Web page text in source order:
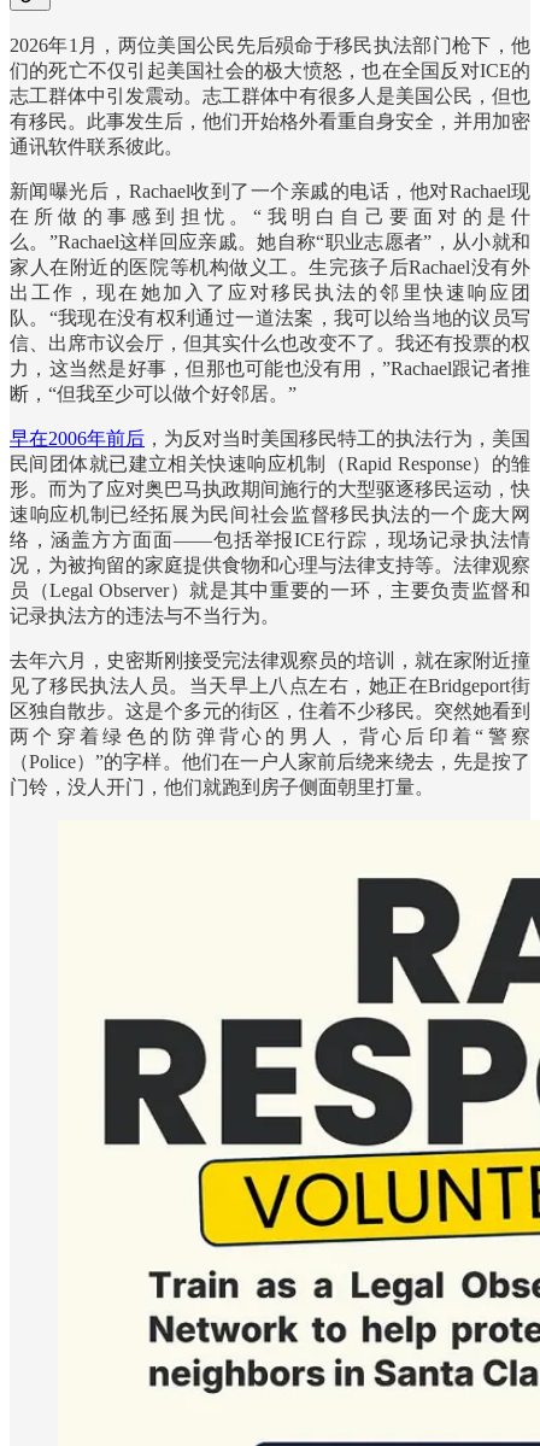
2026年1月，两位美国公民先后殒命于移民执法部门枪下，他
们的死亡不仅引起美国社会的极大愤怒，也在全国反对ICE的
志工群体中引发震动。志工群体中有很多人是美国公民，但也
有移民。此事发生后，他们开始格外看重自身安全，并用加密
通讯软件联系彼此。
新闻曝光后，Rachael收到了一个亲戚的电话，他对Rachael现
在所做的事感到担忧。“我明白自己要面对的是什
么。”Rachael这样回应亲戚。她自称“职业志愿者”，从小就和
家人在附近的医院等机构做义工。生完孩子后Rachael没有外
出工作，现在她加入了应对移民执法的邻里快速响应团
队。“我现在没有权利通过一道法案，我可以给当地的议员写
信、出席市议会厅，但其实什么也改变不了。我还有投票的权
力，这当然是好事，但那也可能也没有用，”Rachael跟记者推
断，“但我至少可以做个好邻居。”
早在2006年前后 ，为反对当时美国移民特工的执法行为，美国
民间团体就已建立相关快速响应机制（Rapid Response）的雏
形。而为了应对奥巴马执政期间施行的大型驱逐移民运动，快
速响应机制已经拓展为民间社会监督移民执法的一个庞大网
络，涵盖方方面面——包括举报ICE行踪，现场记录执法情
况，为被拘留的家庭提供食物和心理与法律支持等。法律观察
员（Legal Observer）就是其中重要的一环，主要负责监督和
记录执法方的违法与不当行为。
去年六月，史密斯刚接受完法律观察员的培训，就在家附近撞
见了移民执法人员。当天早上八点左右，她正在Bridgeport街
区独自散步。这是个多元的街区，住着不少移民。突然她看到
两个穿着绿色的防弹背心的男人，背心后印着“警察
（Police）”的字样。他们在一户人家前后绕来绕去，先是按了
门铃，没人开门，他们就跑到房子侧面朝里打量。